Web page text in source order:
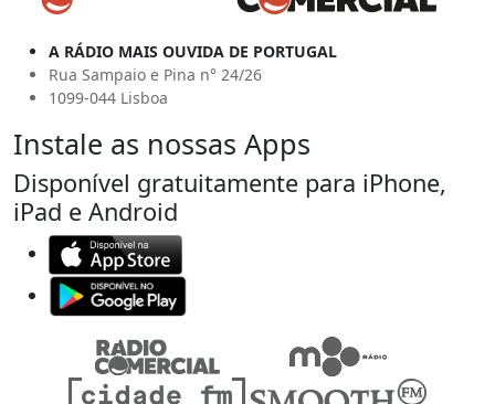
A RÁDIO MAIS OUVIDA DE PORTUGAL
Rua Sampaio e Pina n° 24/26
1099-044 Lisboa
Instale as nossas Apps
Disponível gratuitamente para iPhone,
iPad e Android